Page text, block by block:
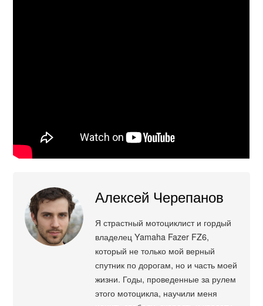
Алексей Черепанов
Я страстный мотоциклист и гордый
владелец Yamaha Fazer FZ6,
который не только мой верный
спутник по дорогам, но и часть моей
жизни. Годы, проведенные за рулем
этого мотоцикла, научили меня